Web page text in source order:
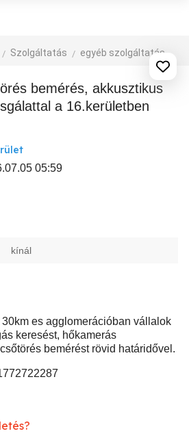
Szolgáltatás egyéb szolgáltatás
a 16.kerületben
05:59
kínál
es agglomerációban vállalok
keresést, hőkamerás
bemérést rövid határidővel.